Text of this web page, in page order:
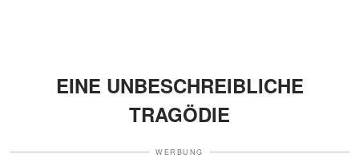
EINE UNBESCHREIBLICHE
TRAGÖDIE
WERBUNG